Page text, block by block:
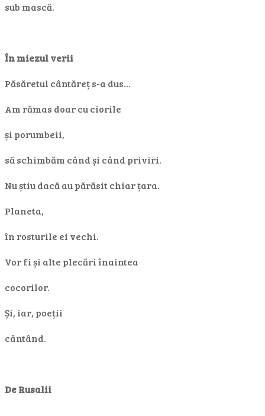
sub mască.
În miezul verii
Păsăretul cântăreț s-a dus…
Am rămas doar cu ciorile
și porumbeii,
să schimbăm când și când priviri.
Nu știu dacă au părăsit chiar țara.
Planeta,
în rosturile ei vechi.
Vor fi și alte plecări înaintea
cocorilor.
Și, iar, poeții
cântând.
De Rusalii